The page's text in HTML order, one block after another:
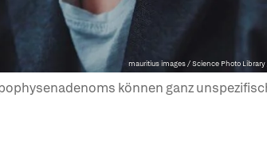
mauritius images / Science Photo
können ganz